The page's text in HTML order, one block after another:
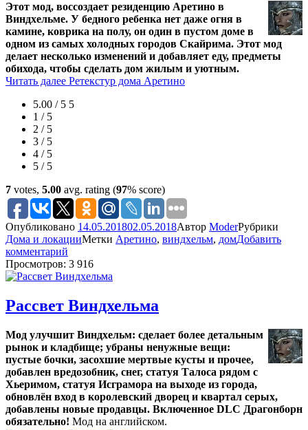
Этот мод, воссоздает резиденцию Аретино в
Виндхельме. У бедного ребенка нет даже огня в
камине, коврика на полу, он один в пустом доме в
одном из самых холодных городов Скайрима. Этот мод
делает несколько изменений и добавляет еду, предметы
обихода, чтобы сделать дом жилым и уютным.
Читать далее Ретекстур дома Аретино
5.00 / 5 5
1 / 5
2 / 5
3 / 5
4 / 5
5 / 5
7 votes, 5.00 avg. rating (97% score)
Опубликовано 14.05.201802.05.2018Автор ModerРубрики
Дома и локацииМетки Аретино, виндхельм, домДобавить
комментарий
Просмотров: 3 916
Рассвет Виндхельма
Мод улучшит Виндхельм: сделает более детальным
рынок и кладбище; убраны ненужные вещи:
пустые бочки, засохшие мертвые кусты и прочее,
добавлен вредозобник, снег, статуя Талоса рядом с
Хьеримом, статуя Исграмора на выходе из города,
обновлён вход в королевский дворец и квартал серых,
добавлены новые продавцы. Включенное DLC Драгонборн
обязательно! Мод на английском.